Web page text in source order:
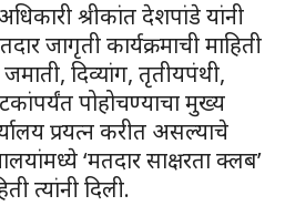
श्रीकांत देशपांडे यांनी
जागृती कार्यक्रमाची माहिती
दिव्यांग, तृतीयपंथी,
पोहोचण्याचा मुख्य
प्रयत्न करीत असल्याचे
‘मतदार साक्षरता क्लब’
त्यांनी दिली.